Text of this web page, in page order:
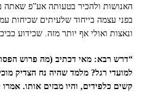
האנושות ולהכיר בטעותה אע”פ שאתה
בפני עצמה בייחוד שלעיתים שכיחות
ונאצות ואולי אף יותר מזה. שכידוע
“דרש רבא: מאי דכתיב (מה פרוש
למועדי רגל? מלמד שהיה נח הצדיק
קשים כלפידים, והיו מבזים אותו.